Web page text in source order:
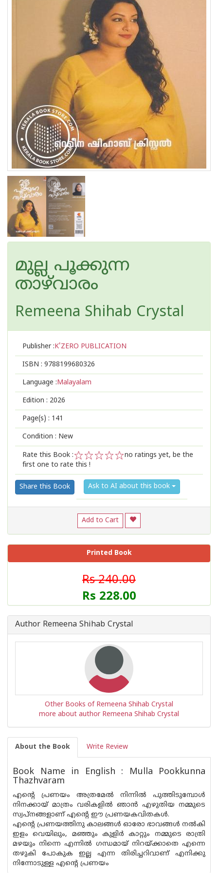
മുല്ല പൂക്കുന്ന
താഴ്‌വാരം
Remeena Shihab Crystal
Publisher :K'ZERO PUBLICATION
ISBN : 9788199680326
Language :Malayalam
Edition : 2026
Page(s) : 141
Condition : New
Rate this Book :
2
1
no ratings yet, be the
first one to rate this !
Share this Book Ask to AI about this book
Add to Cart
Printed Book
Rs 240.00
Rs 228.00
Author Remeena Shihab Crystal
Other Books of Remeena Shihab Crystal
more about author Remeena Shihab Crystal
About the Book Write Review
Book Name in English : Mulla Pookkunna
Thazhvaram
എന്റെ പ്രണയം അത്രമേൽ നിന്നിൽ പുത്തിടുമ്പോൾ
നിനക്കായ് മാത്രം വരികളിൽ ഞാൻ എഴുതിയ നമ്മുടെ
സ്വപ്‌നങ്ങളാണ് എന്റെ ഈ പ്രണയകവിതകൾ.
എന്റെ പ്രണയത്തിനു കാലങ്ങൾ ഓരോ ഭാവങ്ങൾ നൽകി
ഇളം വെയിലും, മഞ്ഞും കുളിർ കാറ്റും നമ്മുടെ രാത്രി
മഴയും നിന്നെ എന്നിൽ ഗന്ധമായ് നിറയ്ക്കാതെ എന്നെ
തഴുകി പോകുക ഇല്ല എന്ന തിരിച്ചറിവാണ് എനിക്കു
നിന്നോടുള്ള എന്റെ പ്രണയം